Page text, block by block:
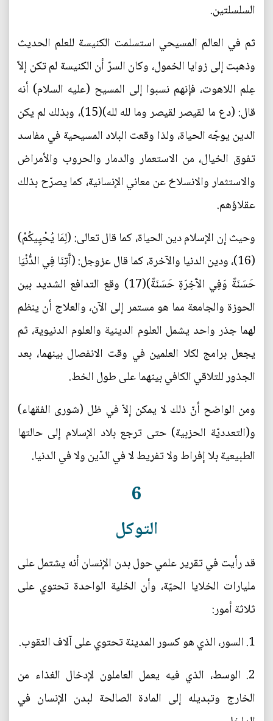
السلسلتين.
ثم في العالم المسيحي استسلمت الكنيسة للعلم الحديث
وذهبت إلى زوايا الخمول، وكان السرّ أن الكنيسة لم تكن إلاّ
عِلم اللاهوت، فإنهم نسبوا إلى المسيح (عليه السلام) أنه
قال: (دع ما لقيصر لقيصر وما لله لله)(15)، وبذلك لم يكن
الدين يوجّه الحياة، ولذا وقعت البلاد المسيحية في مفاسد
تفوق الخيال، من الاستعمار والدمار والحروب والأمراض
والاستثمار والانسلاخ عن معاني الإنسانية، كما يصرّح بذلك
عقلاؤهم.
وحيث إن الإسلام دين الحياة، كما قال تعالى: (لِمَا يُحْيِيكُمْ)
(16)، ودين الدنيا والآخرة، كما قال عزوجل: (آَتِنَا فِي الدُّنْيَا
حَسَنَةً وَفِي الآَخِرَةِ حَسَنَةً)(17) وقع التدافع الشديد بين
الحوزة والجامعة مما هو مستمر إلى الآن، والعلاج أن ينظم
لهما جذر واحد يشمل العلوم الدينية والعلوم الدنيوية، ثم
يجعل برامج لكلا العلمين في وقت الانفصال بينهما، بعد
الجذور للتلاقي الكافي بينهما على طول الخط.
ومن الواضح أنّ ذلك لا يمكن إلاّ في ظل (شورى الفقهاء)
و(التعدديّة الحزبية) حتى ترجع بلاد الإسلام إلى حالتها
الطبيعية بلا إفراط ولا تفريط لا في الدّين ولا في الدنيا.
6
التوكل
قد رأيت في تقرير علمي حول بدن الإنسان أنه يشتمل على
مليارات الخلايا الحيّة، وأن الخلية الواحدة تحتوي على
ثلاثة أمور:
1. السور، الذي هو كسور المدينة تحتوي على آلاف الثقوب.
2. الوسط، الذي فيه يعمل العاملون لإدخال الغذاء من
الخارج وتبديله إلى المادة الصالحة لبدن الإنسان في